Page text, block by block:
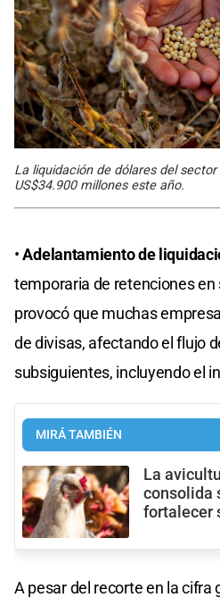
La liquidación de dólares del
US$34.900 millones este año.
•Adelantamiento de
temporaria de retenciones
provocó que muchas
de divisas, afectando el flujo
subsiguientes, incluyendo el
MIRÁ TAMBIÉN
La
consolida
fortalecer
A pesar del recorte en la cifra